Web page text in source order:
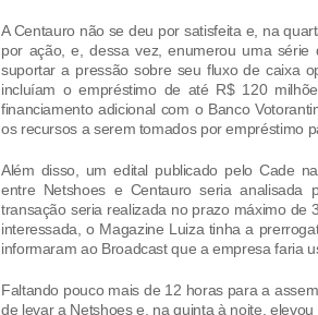
A Centauro não se deu por satisfeita e, na
por ação, e, dessa vez, enumerou uma
suportar a pressão sobre seu fluxo de caixa
incluíam o empréstimo de até R$ 120
financiamento adicional com o Banco
os recursos a serem tomados por empréstimo
Além disso, um edital publicado pelo Cade
entre Netshoes e Centauro seria
transação seria realizada no prazo máximo de
interessada, o Magazine Luiza tinha a
informaram ao Broadcast que a empresa faria
Faltando pouco mais de 12 horas para a
de levar a Netshoes e, na quinta à noite,